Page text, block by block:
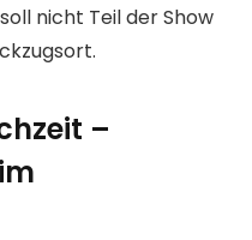
nicht Teil der Show
–